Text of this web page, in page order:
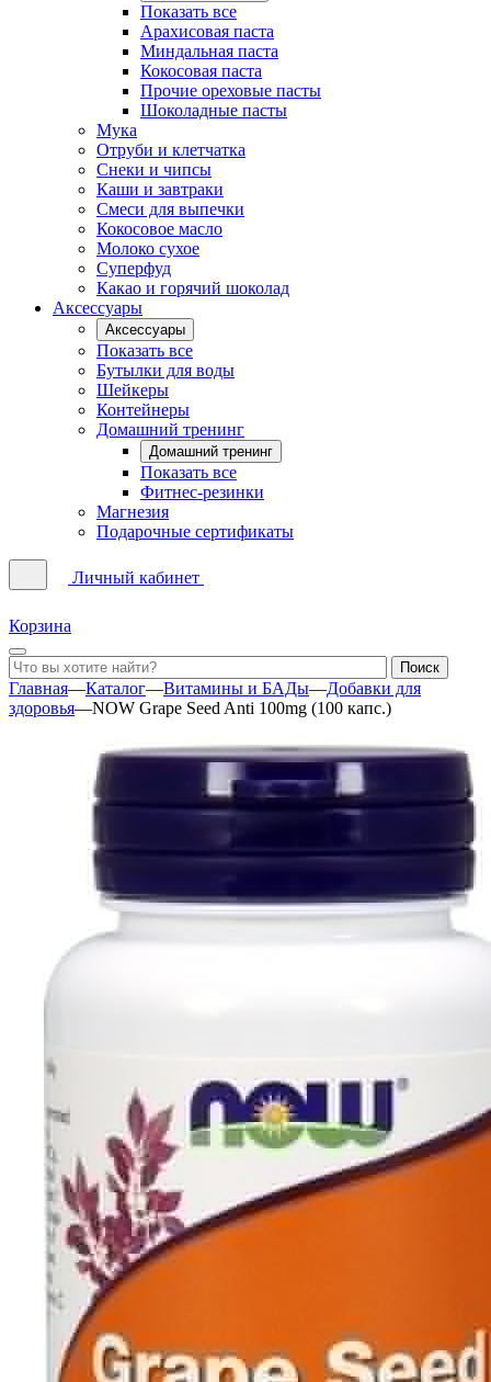
Показать все
Арахисовая паста
Миндальная паста
Кокосовая паста
Прочие ореховые пасты
Шоколадные пасты
Мука
Отруби и клетчатка
Снеки и чипсы
Каши и завтраки
Смеси для выпечки
Кокосовое масло
Молоко сухое
Суперфуд
Какао и горячий шоколад
Аксессуары
Аксессуары
Показать все
Бутылки для воды
Шейкеры
Контейнеры
Домашний тренинг
Домашний тренинг
Показать все
Фитнес-резинки
Магнезия
Подарочные сертификаты
Личный кабинет
Корзина
Главная—Каталог—Витамины и БАДы—Добавки для
здоровья—NOW Grape Seed Anti 100mg (100 капс.)